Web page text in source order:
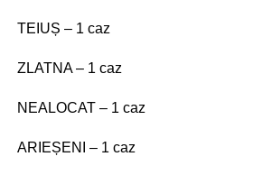
TEIUȘ – 1 caz
ZLATNA – 1 caz
NEALOCAT – 1 caz
ARIEȘENI – 1 caz